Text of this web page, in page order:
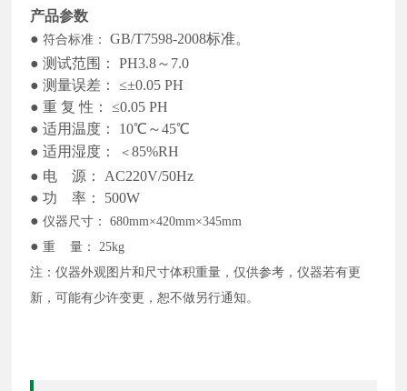
产品参数
● 符合标准：
GB/T7598-2008标准。
● 测试范围：
PH3.8～7.0
● 测量误差：
≤±0.05 PH
● 重 复 性：
≤0.05 PH
● 适用温度：
10℃～45℃
● 适用湿度： ＜85%RH
● 电 源：
AC220V/50Hz
● 功 率：
500W
● 仪器尺寸： 680mm×420mm×345mm
● 重 量：
25kg
注：仪器外观图片和尺寸体积重量，仅供参考，仪器若有更
新，可能有少许变更，恕不做另行通知。